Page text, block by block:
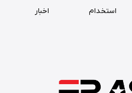
استخدام